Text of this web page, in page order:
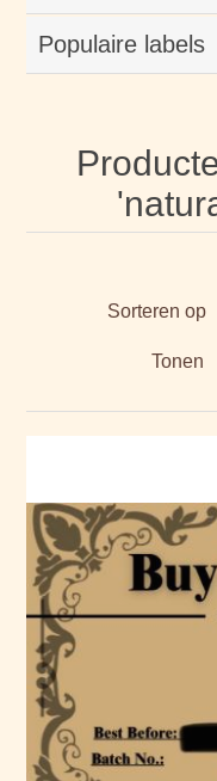
Populaire labels
Sorteren op
Tonen